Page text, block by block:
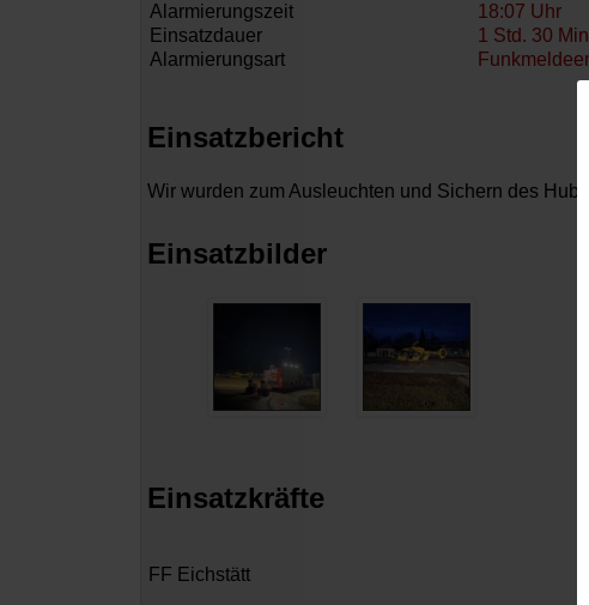
Alarmierungszeit
18:07 Uhr
Einsatzdauer
1 Std. 30
Alarmierungsart
Einsatzbericht
Wir wurden zum Ausleuchten und Sichern des
Einsatzbilder
Einsatzkräfte
FF Eichstätt